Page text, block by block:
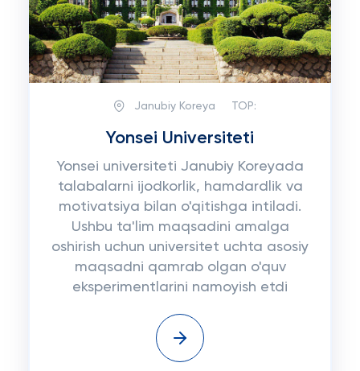
Janubiy Koreya TOP:
Yonsei Universiteti
Yonsei universiteti Janubiy Koreyada
talabalarni ijodkorlik, hamdardlik va
motivatsiya bilan o'qitishga intiladi.
Ushbu ta'lim maqsadini amalga
oshirish uchun universitet uchta asosiy
maqsadni qamrab olgan o'quv
eksperimentlarini namoyish etdi